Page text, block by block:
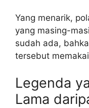
Yang menarik,
yang masing-
sudah ada,
tersebut
Legenda
Lama